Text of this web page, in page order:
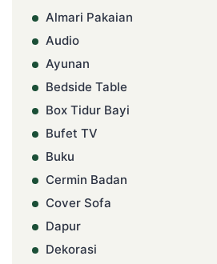
Almari Pakaian
Audio
Ayunan
Bedside Table
Box Tidur Bayi
Bufet TV
Buku
Cermin Badan
Cover Sofa
Dapur
Dekorasi